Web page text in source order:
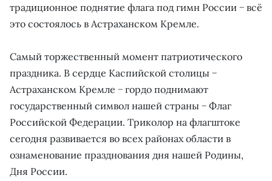
традиционное поднятие флага под гимн России − всё
это состоялось в Астраханском Кремле.
Самый торжественный момент патриотического
праздника. В сердце Каспийской столицы −
Астраханском Кремле − гордо поднимают
государственный символ нашей страны − Флаг
Российской Федерации. Триколор на флагштоке
сегодня развивается во всех районах области в
ознаменование празднования дня нашей Родины,
Дня России.